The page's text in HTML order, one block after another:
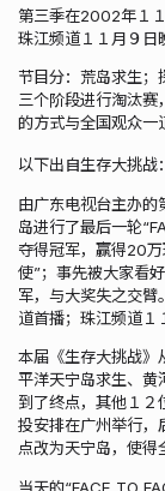
第三季在2002年１
珠江频道１１月９日
节目分：荒岛求生；
三个阶段进行淘汰赛
的方式与全国观众一
以下出自生存大挑战
由广东电视台主办的
岛进行了最后一轮
夺得冠军，赢得20
使”；事先被大家看
军，与大奖失之交臂
道首播；珠江频道１
本届《生存大挑战》
平洋天宁岛求生、黄
到了终点，其他１２
投安排在广州举行，
点改为天宁岛，使得
当天的“FACE TO